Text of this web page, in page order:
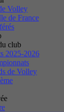
Volley
de France
club
2025-2026
de Volley